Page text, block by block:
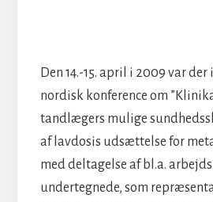
Den 14.-15. april i 2009 var der
nordisk konference om
tandlægers mulige
af lavdosis udsættelse for
med deltagelse af bl.a.
undertegnede, som